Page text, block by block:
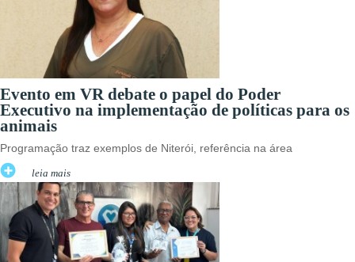
Evento em VR debate o papel do Poder
Executivo na implementação de políticas para os
animais
Programação traz exemplos de Niterói, referência na área
leia mais